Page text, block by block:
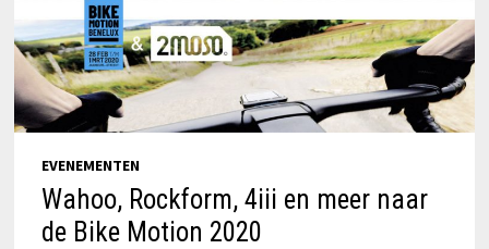
EVENEMENTEN
Wahoo, Rockform, 4iii en meer naar
de Bike Motion 2020